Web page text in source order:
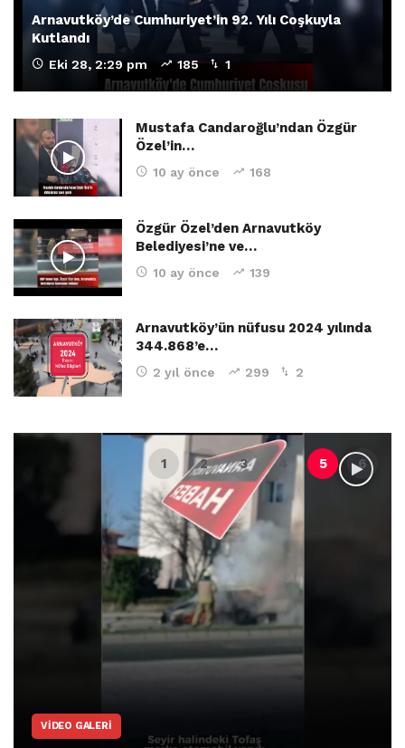
Arnavutköy’de Cumhuriyet’in 92. Yılı Coşkuyla
Kutlandı
Eki 28, 2:29 pm 185 1
Mustafa Candaroğlu’ndan Özgür
Özel’in…
10 ay önce 168
Özgür Özel’den Arnavutköy
Belediyesi’ne ve…
10 ay önce 139
Arnavutköy’ün nüfusu 2024 yılında
344.868’e…
2 yıl önce 299 2
VIDEO GALERI